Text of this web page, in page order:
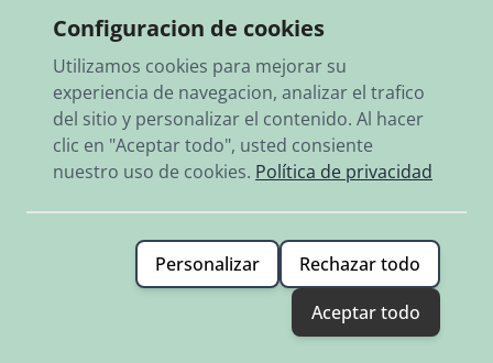
2,80 €
Disponible
Añadir
Configuracion de cookies
Utilizamos cookies para mejorar su
experiencia de navegacion, analizar el trafico
del sitio y personalizar el contenido. Al hacer
clic en "Aceptar todo", usted consiente
nuestro uso de cookies. Política de privacidad
Personalizar
Rechazar todo
Aceptar todo